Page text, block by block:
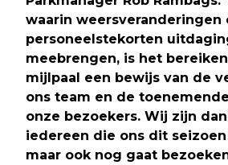
waarin weersveranderingen
personeelstekorten
meebrengen, is het
mijlpaal een bewijs van de
ons team en de
onze bezoekers. Wij zijn
iedereen die ons dit
maar ook nog gaat